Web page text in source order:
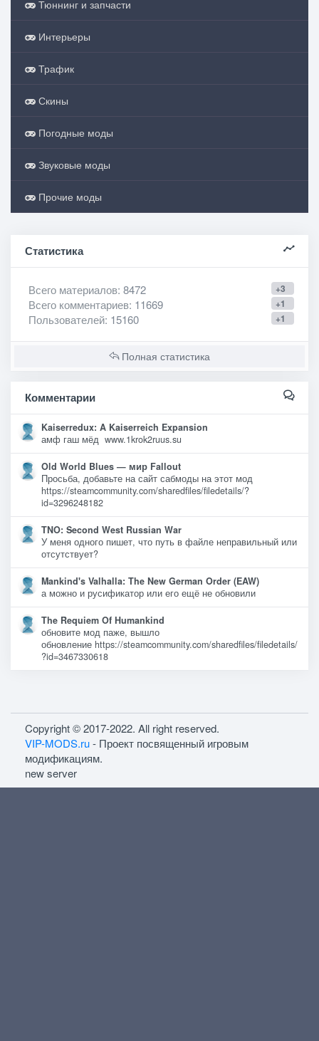
Тюннинг и запчасти
Интерьеры
Трафик
Скины
Погодные моды
Звуковые моды
Прочие моды
Статистика
+3
Всего материалов: 8472
+1
Всего комментариев: 11669
+1
Пользователей: 15160
Полная статистика
Комментарии
Kaiserredux: A Kaiserreich Expansion
амф гаш мёд www.1krok2ruus.su
Old World Blues — мир Fallout
Просьба, добавьте на сайт сабмоды на этот мод
https://steamcommunity.com/sharedfiles/filedetails/?
id=3296248182
TNO: Second West Russian War
У меня одного пишет, что путь в файле неправильный или
отсутствует?
Mankind's Valhalla: The New German Order (EAW)
а можно и русификатор или его ещё не обновили
The Requiem Of Humankind
обновите мод паже, вышло
обновление https://steamcommunity.com/sharedfiles/filedetails/
?id=3467330618
Copyright © 2017-2022. All right reserved.
VIP-MODS.ru- Проект посвященный игровым
модификациям.
new server